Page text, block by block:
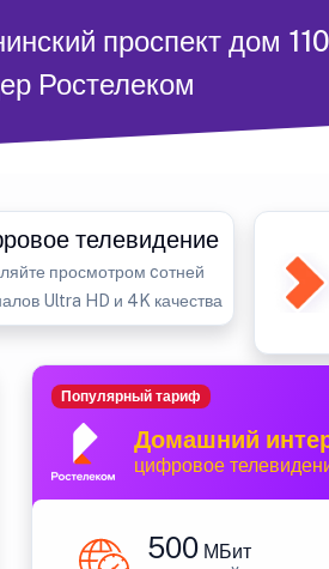
проспект дом
Ростелеком
телевидение
просмотром cотней
Ultra HD и 4K качества
Домашний
цифровое
Популярный тариф
500 МБит